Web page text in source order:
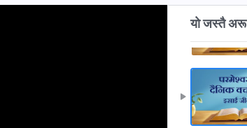
यो जस्तै अरू